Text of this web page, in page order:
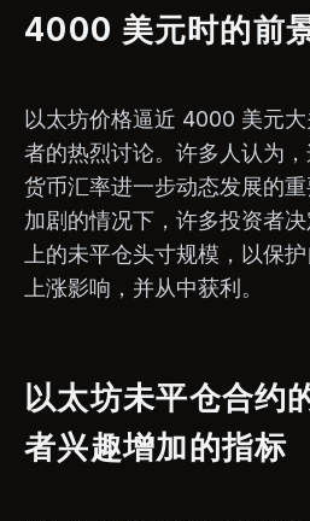
4000 美元时的前
以太坊价格逼近 4000 美元
者的热烈讨论。许多人认为
货币汇率进一步动态发展的
加剧的情况下，许多投资者
上的未平仓头寸规模，以保
上涨影响，并从中获利。
以太坊未平仓合约
者兴趣增加的指标